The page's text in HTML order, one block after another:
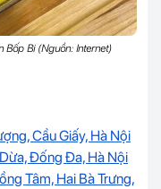
Bốp Bi (Nguồn: Internet)
Cầu Giấy, Hà Nội
Đống Đa, Hà Nội
Tâm, Hai Bà Trưng,